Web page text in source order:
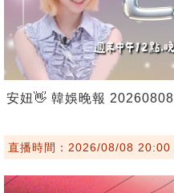
安妞👋 韓娛晚報 20260808
直播時間：2026/08/08 20:00